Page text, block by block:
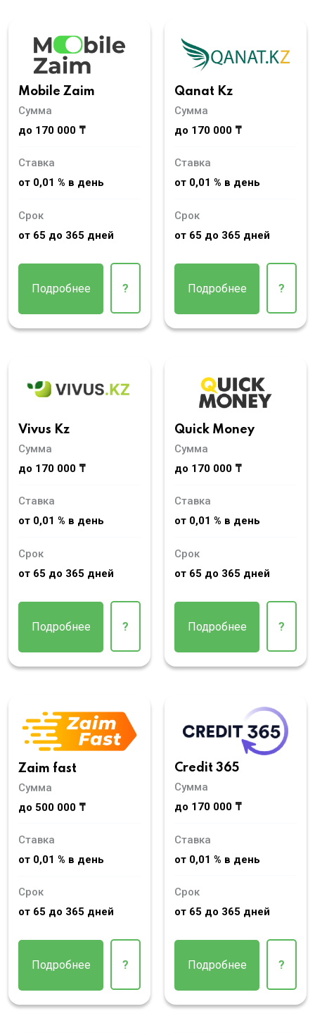
Mobile Zaim
Сумма
до 170 000 ₸
Ставка
от 0,01 % в день
Срок
от 65 до 365 дней
Подробнее ?
Qanat Kz
Сумма
до 170 000 ₸
Ставка
от 0,01 % в день
Срок
от 65 до 365 дней
Подробнее ?
Vivus Kz
Сумма
до 170 000 ₸
Ставка
от 0,01 % в день
Срок
от 65 до 365 дней
Подробнее ?
Quick Money
Сумма
до 170 000 ₸
Ставка
от 0,01 % в день
Срок
от 65 до 365 дней
Подробнее ?
Zaim fast
Сумма
до 500 000 ₸
Ставка
от 0,01 % в день
Срок
от 65 до 365 дней
Подробнее ?
Credit 365
Сумма
до 170 000 ₸
Ставка
от 0,01 % в день
Срок
от 65 до 365 дней
Подробнее ?